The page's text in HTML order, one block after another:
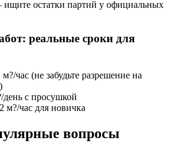
остатки партий у официальных
реальные сроки для
час (не забудьте разрешение на
с просушкой
м?/час для новичка
вопросы